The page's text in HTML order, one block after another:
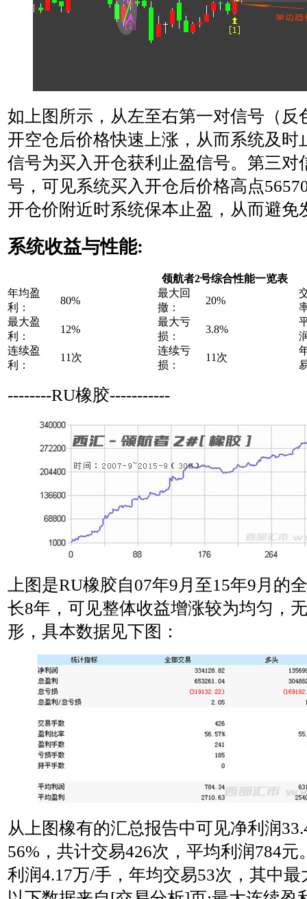
如上图所示，从左至右第一对信号（反
开空仓后价格快速上涨，从而系统及时
信号为买入开仓获利止盈信号。第三对
号，可见系统买入开仓后价格高点
开仓价附近时系统保本止盈，从而避免
系统收益与性能:
领航者2号综合性能一览表
年均盈
利：
80%
最大回
撤：
20%
最大盈
利：
12%
最大亏
损：
3.8%
连续盈
利：
11次
连续亏
损：
11次
--------RU橡胶-----------
上图是RU橡胶自07年9月至15年9月的
长8年，可见整体收益增涨较为均匀，
形，具本数据见下图：
从上图橡有的汇总报告中可见净利润
56%，共计交易426次，平均利润784
利润4.17万/手，年均交易53次，其中